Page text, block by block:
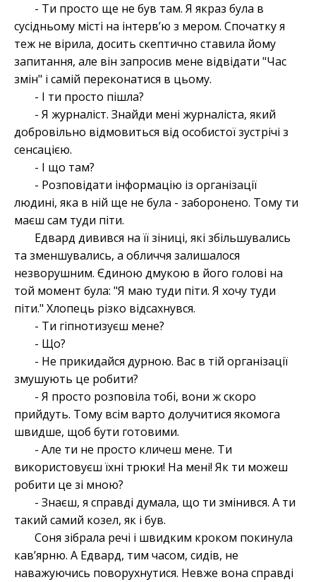
- Ти просто ще не був там. Я якраз була в
сусідньому місті на інтервʼю з мером. Спочатку я
теж не вірила, досить скептично ставила йому
запитання, але він запросив мене відвідати "Час
змін" і самій переконатися в цьому.
- І ти просто пішла?
- Я журналіст. Знайди мені журналіста, який
добровільно відмовиться від особистої зустрічі з
сенсацією.
- І що там?
- Розповідати інформацію із організації
людині, яка в ній ще не була - заборонено. Тому ти
маєш сам туди піти.
Едвард дивився на її зіниці, які збільшувались
та зменшувались, а обличчя залишалося
незворушним. Єдиною дмукою в його голові на
той момент була: "Я маю туди піти. Я хочу туди
піти." Хлопець різко відсахнувся.
- Ти гіпнотизуєш мене?
- Що?
- Не прикидайся дурною. Вас в тій організації
змушують це робити?
- Я просто розповіла тобі, вони ж скоро
прийдуть. Тому всім варто долучитися якомога
швидше, щоб бути готовими.
- Але ти не просто кличеш мене. Ти
використовуєш їхні трюки! На мені! Як ти можеш
робити це зі мною?
- Знаєш, я справді думала, що ти змінився. А ти
такий самий козел, як і був.
Соня зібрала речі і швидким кроком покинула
кавʼярню. А Едвард, тим часом, сидів, не
наважуючись поворухнутися. Невже вона справді